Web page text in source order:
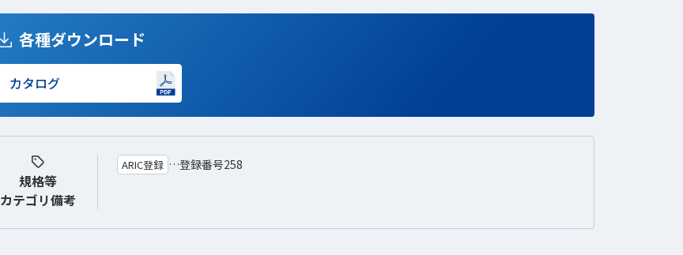
各種ダウンロード
カタログ
新しいWindowで開きます
規格等
カテゴリ備考
ARIC登録 登録番号258